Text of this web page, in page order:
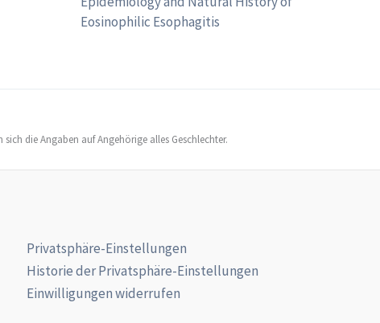
Eosinophilic Esophagitis
die Angaben auf Angehörige alles Geschlechter.
Privatsphäre-Einstellungen
Historie der Privatsphäre-Einstellungen
Einwilligungen widerrufen